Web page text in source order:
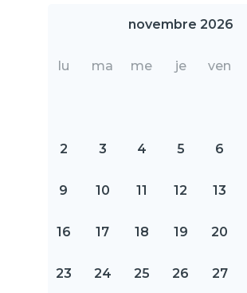
novembre 2026
lu ma me je ven
2 3 4 5 6
9 10 11 12 13
16 17 18 19 20
23 24 25 26 27